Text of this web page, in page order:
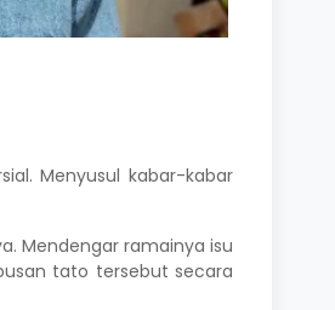
Menyusul kabar-kabar
Mendengar ramainya isu
tato tersebut secara